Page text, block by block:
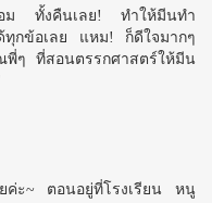
อม ทั้งคืนเลย! ทำให้มีนทำ
ทุกข้อเลย แหม! ก็ดีใจมากๆ
พี่ๆ ที่สอนตรรกศาสตร์ให้มีน
ค่ะ~ ตอนอยู่ที่โรงเรียน หนู